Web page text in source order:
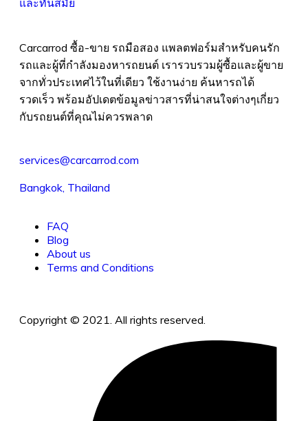
Carcarrod ซื้อ-ขาย รถมือสอง แพลตฟอร์มสำหรับคนรัก
รถและผู้ที่กำลังมองหารถยนต์ เรารวบรวมผู้ซื้อและผู้ขาย
จากทั่วประเทศไว้ในที่เดียว ใช้งานง่าย ค้นหารถได้
รวดเร็ว พร้อมอัปเดตข้อมูลข่าวสารที่น่าสนใจต่างๆเกี่ยว
กับรถยนต์ที่คุณไม่ควรพลาด
services@carcarrod.com
Bangkok, Thailand
FAQ
Blog
About us
Terms and Conditions
Copyright © 2021. All rights reserved.